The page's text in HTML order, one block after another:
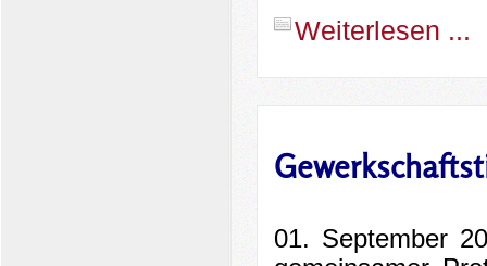
Weiterlesen ...
01. September